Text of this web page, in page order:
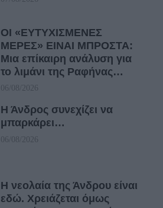
ΟΙ «ΕΥΤΥΧΙΣΜΕΝΕΣ
ΜΕΡΕΣ» ΕΙΝΑΙ ΜΠΡΟΣΤΑ:
Μια επίκαιρη ανάλυση για
το λιμάνι της Ραφήνας…
06/08/2026
Η Άνδρος συνεχίζει να
μπαρκάρει…
06/08/2026
Η νεολαία της Άνδρου είναι
εδώ. Χρειάζεται όμως